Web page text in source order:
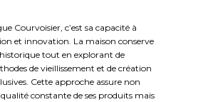
Courvoisier, c’est sa capacité à
et innovation. La maison conserve
tout en explorant de
de vieillissement et de création
Cette approche assure non
constante de ses produits mais